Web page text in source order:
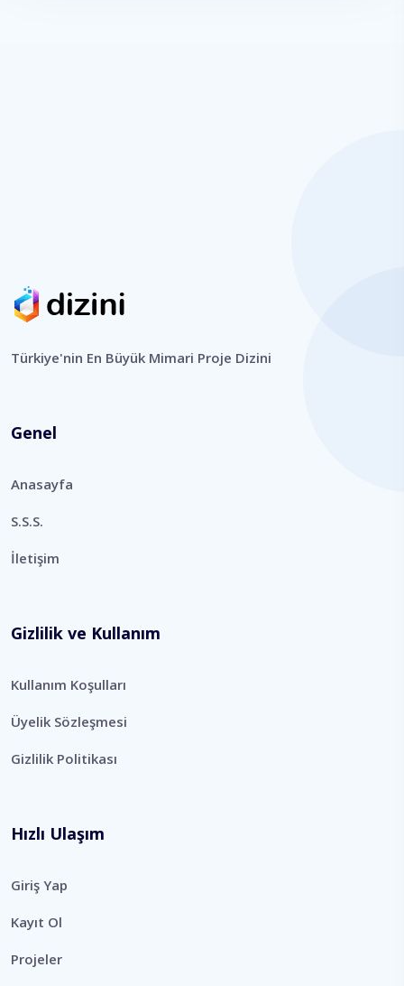
Türkiye'nin En Büyük Mimari Proje Dizini
Genel
Anasayfa
S.S.S.
İletişim
Gizlilik ve Kullanım
Kullanım Koşulları
Üyelik Sözleşmesi
Gizlilik Politikası
Hızlı Ulaşım
Giriş Yap
Kayıt Ol
Projeler